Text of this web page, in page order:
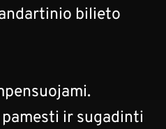
bilieto
ir sugadinti